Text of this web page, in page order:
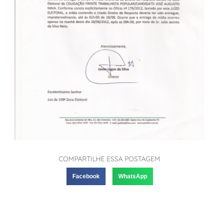
COMPARTILHE ESSA POSTAGEM
Facebook WhatsApp